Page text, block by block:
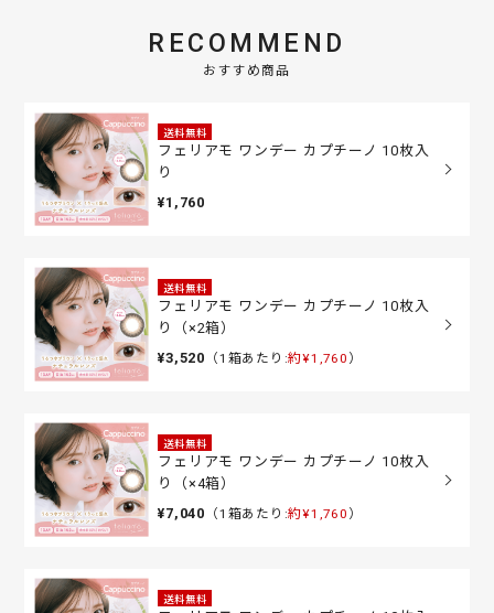
RECOMMEND
おすすめ商品
送料無料
フェリアモ ワンデー カプチーノ 10枚入
り
¥1,760
送料無料
フェリアモ ワンデー カプチーノ 10枚入
り（×2箱）
¥3,520 （1箱あたり:約¥1,760 ）
送料無料
フェリアモ ワンデー カプチーノ 10枚入
り（×4箱）
¥7,040 （1箱あたり:約¥1,760 ）
送料無料